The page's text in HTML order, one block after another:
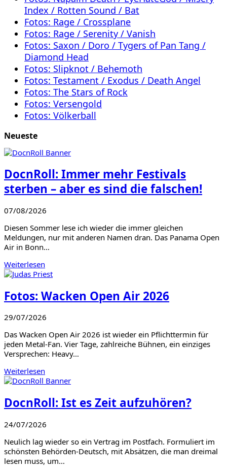
Index / Rotten Sound / Bat
Fotos: Rage / Crossplane
Fotos: Rage / Serenity / Vanish
Fotos: Saxon / Doro / Tygers of Pan Tang /
Diamond Head
Fotos: Slipknot / Behemoth
Fotos: Testament / Exodus / Death Angel
Fotos: The Stars of Rock
Fotos: Versengold
Fotos: Völkerball
Neueste
DocnRoll: Immer mehr Festivals
sterben – aber es sind die falschen!
07/08/2026
Diesen Sommer lese ich wieder die immer gleichen
Meldungen, nur mit anderen Namen dran. Das Panama Open
Air in Bonn…
Weiterlesen
Fotos: Wacken Open Air 2026
29/07/2026
Das Wacken Open Air 2026 ist wieder ein Pflichttermin für
jeden Metal-Fan. Vier Tage, zahlreiche Bühnen, ein einziges
Versprechen: Heavy…
Weiterlesen
DocnRoll: Ist es Zeit aufzuhören?
24/07/2026
Neulich lag wieder so ein Vertrag im Postfach. Formuliert im
schönsten Behörden-Deutsch, mit Absätzen, die man dreimal
lesen muss, um…